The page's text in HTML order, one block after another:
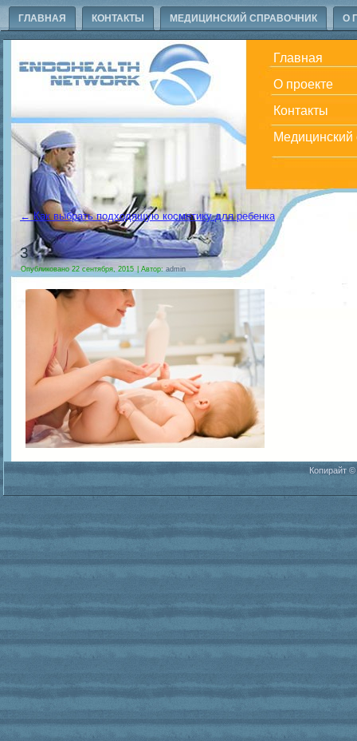
ГЛАВНАЯ КОНТАКТЫ МЕДИЦИНСКИЙ СПРАВОЧНИК О
Главная
О проекте
Контакты
Медицинский
←Как выбрать подходящую косметику для ребенка
3
Опубликовано 22 сентября, 2015|Автор: admin
Копирайт